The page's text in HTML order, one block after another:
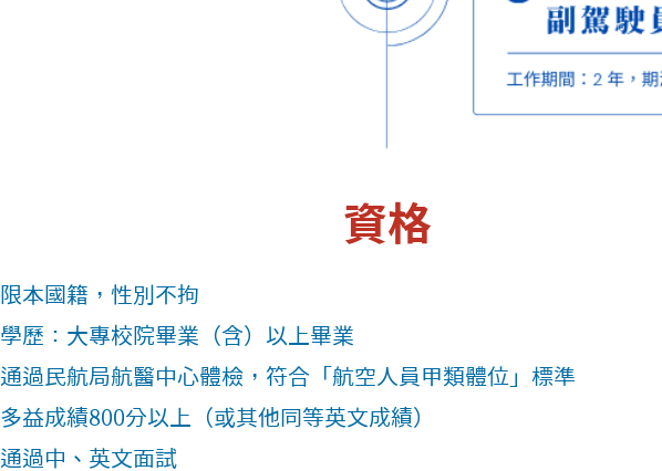
​資格
限本國籍，性別不拘
學歷：大專校院畢業（含）以上畢業
通過民航局航醫中心體檢，符合「航空人員甲類體位」標準
多益成績800分以上（或其他同等英文成績）
通過中、英文面試